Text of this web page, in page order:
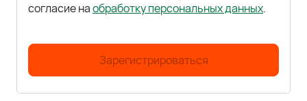
согласие наобработку персональных данных.
Зарегистрироваться